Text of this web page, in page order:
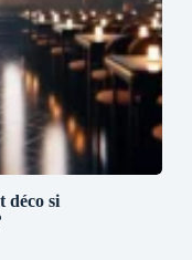
déco si